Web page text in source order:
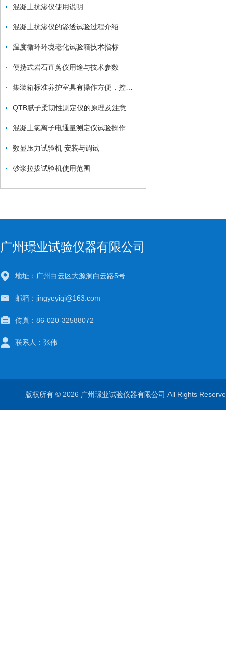
混凝土抗渗仪使用说明
混凝土抗渗仪的渗透试验过程介绍
温度循环环境老化试验箱技术指标
便携式岩石直剪仪用途与技术参数
数显压力试验机 安装与调试
砂浆拉拔试验机使用范围
广州璟业试验仪器有限公司
地址：广州白云区大源洞白云路5号
邮箱：jingyeyiqi@163.com
传真：86-020-32588072
联系人：张伟
版权所有 © 2026 广州璟业试验仪器有限公司 All Rights